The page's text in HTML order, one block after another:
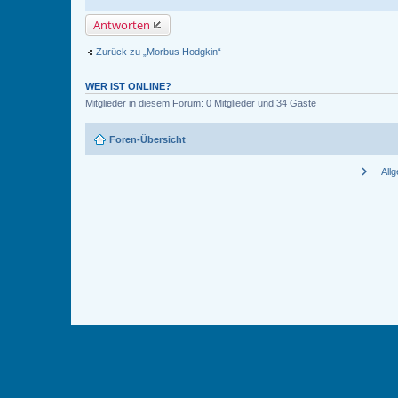
Antworten
Zurück zu „Morbus Hodgkin“
WER IST ONLINE?
Mitglieder in diesem Forum: 0 Mitglieder und 34 Gäste
Foren-Übersicht
chevron_right